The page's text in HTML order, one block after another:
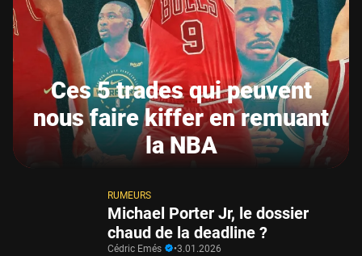
Ces 5 trades qui peuvent
nous faire kiffer en remuant
la NBA
RUMEURS
Michael Porter Jr, le dossier
chaud de la deadline ?
Cédric Emés •3.01.2026